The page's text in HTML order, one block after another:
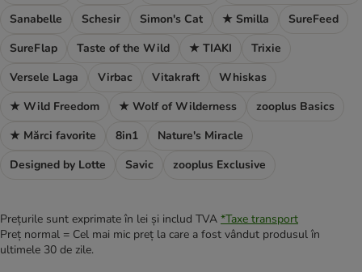
Sanabelle
Schesir Simon's Cat ★ Smilla
SureFeed
SureFlap
Taste of the Wild ★ TIAKI
Trixie
Versele Laga
Virbac Vitakraft
Whiskas
★ Wild Freedom
★ Wolf of Wilderness
zooplus Basics
★ Mărci favorite
8in1
Nature's Miracle
Designed by Lotte
Savic zooplus Exclusive
Prețurile sunt exprimate în lei și includ TVA *Taxe transport
Preț normal = Cel mai mic preț la care a fost vândut produsul în
ultimele 30 de zile.